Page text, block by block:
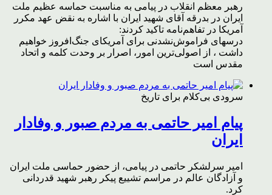
رهبر معظم انقلاب در پیامی به مناسبت حماسه عظیم ملت
ایران در بدرقه آقای شهید ایران با اشاره به نقض عهد مکرر
آمریکا در تفاهم‌نامه تاکید کردند:
درسهای فراموش‌نشدنی برای آمریکای جنگ‌افروز خواهیم
داشت ، از اصولی‌ترین امور، اصرار بر وحدت کلمه و اتحاد
مقدس است
سرودی بی‌کلام برای تاریخ
پیام امیر حاتمی به مردم صبور و وفادار
ایران
امیر سرلشکر حاتمی در پیامی، از حضور حماسی ملت ایران
و آزادگان عالم در مراسم تشییع پیکر رهبر شهید قدردانی
کرد.